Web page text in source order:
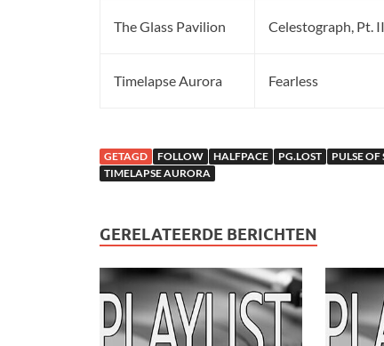
The Glass Pavilion Celestograph, Pt.
Timelapse Aurora Fearless
GETAGD FOLLOW HALFPACE PG.LOST PULSE OF
TIMELAPSE AURORA
GERELATEERDE BERICHTEN